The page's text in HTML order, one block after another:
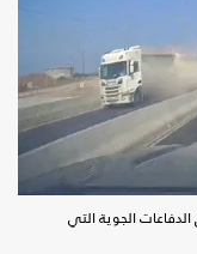
الجوية التي